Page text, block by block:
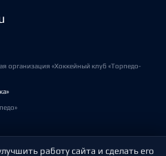
организация «Хоккейный клуб «Торпедо-
работу сайта и сделать его